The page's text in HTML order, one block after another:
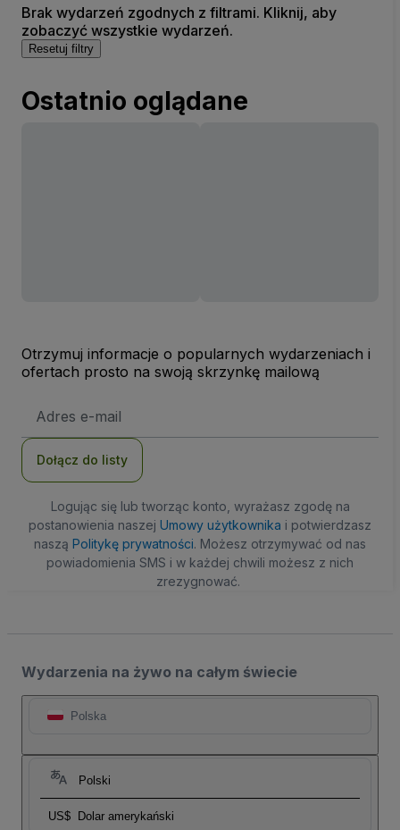
Brak wydarzeń zgodnych z filtrami. Kliknij, aby
zobaczyć wszystkie wydarzeń.
Resetuj filtry
Ostatnio oglądane
Otrzymuj informacje o popularnych wydarzeniach i
ofertach prosto na swoją skrzynkę mailową
e-
Dołącz do listy
Logując się lub tworząc konto, wyrażasz zgodę na
postanowienia naszej Umowy użytkownika i potwierdzasz
naszą Politykę prywatności. Możesz otrzymywać od nas
powiadomienia SMS i w każdej chwili możesz z nich
zrezygnować.
Wydarzenia na żywo na całym świecie
Polska
Polski
US$ Dolar amerykański